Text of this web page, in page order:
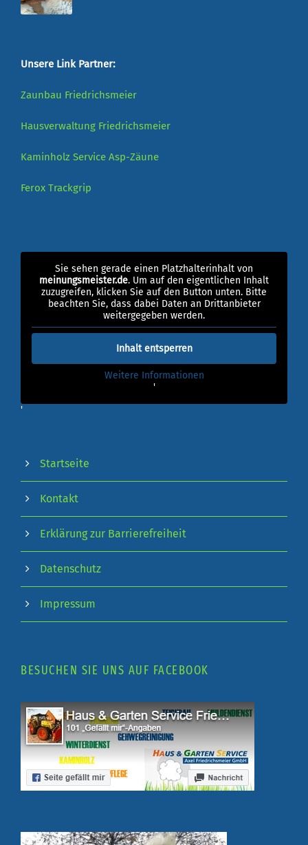
Unsere Link Partner:
Zaunbau Friedrichsmeier
Hausverwaltung Friedrichsmeier
Kaminholz Service Asp-Zäune
Ferox Trackgrip
Sie sehen gerade einen Platzhalterinhalt von
meinungsmeister.de. Um auf den eigentlichen Inhalt
zuzugreifen, klicken Sie auf den Button unten. Bitte
beachten Sie, dass dabei Daten an Drittanbieter
weitergegeben werden.
Inhalt entsperren
Weitere Informationen
'
'
Startseite
Kontakt
Erklärung zur Barrierefreiheit
Datenschutz
Impressum
BESUCHEN SIE UNS AUF FACEBOOK